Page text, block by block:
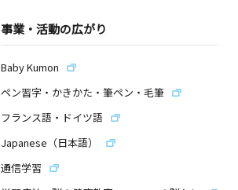
事業・活動の広がり
Baby Kumon
ペン習字・かきかた・筆ペン・毛筆
フランス語・ドイツ語
Japanese（日本語）
通信学習